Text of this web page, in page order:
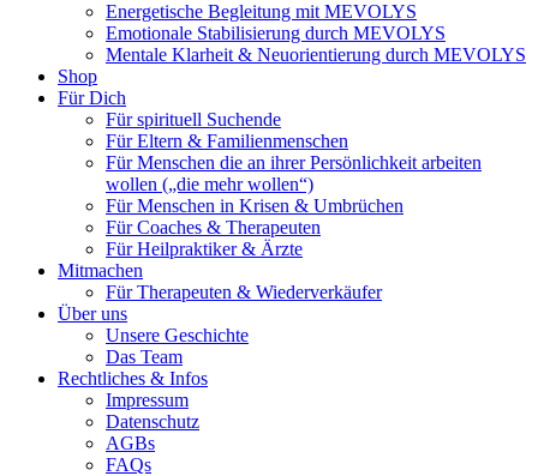
Energetische Begleitung mit MEVOLYS
Emotionale Stabilisierung durch MEVOLYS
Mentale Klarheit & Neuorientierung durch MEVOLYS
Shop
Für Dich
Für spirituell Suchende
Für Eltern & Familienmenschen
Für Menschen die an ihrer Persönlichkeit arbeiten
wollen („die mehr wollen“)
Für Menschen in Krisen & Umbrüchen
Für Coaches & Therapeuten
Für Heilpraktiker & Ärzte
Mitmachen
Für Therapeuten & Wiederverkäufer
Über uns
Unsere Geschichte
Das Team
Rechtliches & Infos
Impressum
Datenschutz
AGBs
FAQs